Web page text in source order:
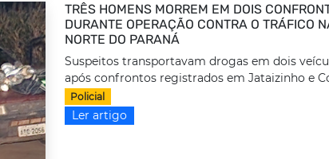
TRÊS HOMENS MORREM EM DOIS
DURANTE OPERAÇÃO CONTRA O TRÁFICO
NORTE DO PARANÁ
Suspeitos transportavam drogas em dois
após confrontos registrados em Jataizinho e
Policial
Ler artigo